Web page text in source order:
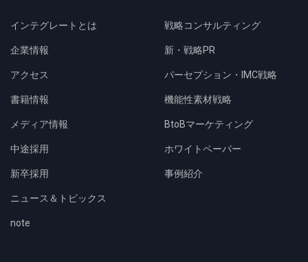
インテグレートとは
企業情報
アクセス
書籍情報
メディア情報
中途採用
新卒採用
ニュース＆トピックス
note
戦略コンサルティング
新・戦略PR
パーセプション・IMC戦略
機能性素材戦略
BtoBマーケティング
ホワイトペーパー
事例紹介